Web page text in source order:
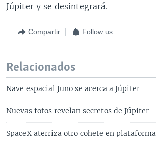
Júpiter y se desintegrará.
Compartir Follow us
Relacionados
Nave espacial Juno se acerca a Júpiter
Nuevas fotos revelan secretos de Júpiter
SpaceX aterriza otro cohete en plataforma